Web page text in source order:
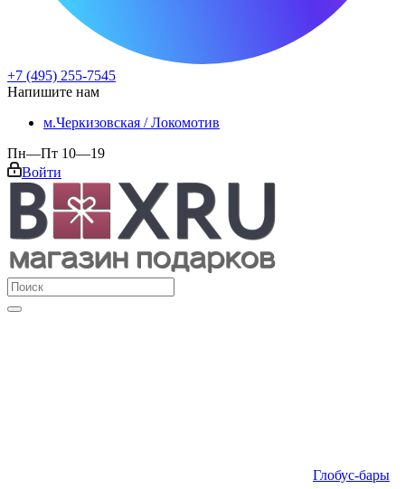
+7 (495) 255-7545
Напишите нам
м.Черкизовская / Локомотив
Пн—Пт 10—19
Войти
Глобус-бары